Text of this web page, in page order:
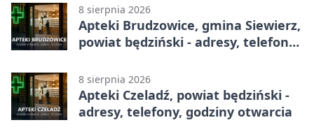
8 sierpnia 2026
Apteki Brudzowice, gmina Siewierz,
powiat będziński - adresy, telefony,
8 sierpnia 2026
Apteki Czeladź, powiat będziński -
adresy, telefony, godziny otwarcia